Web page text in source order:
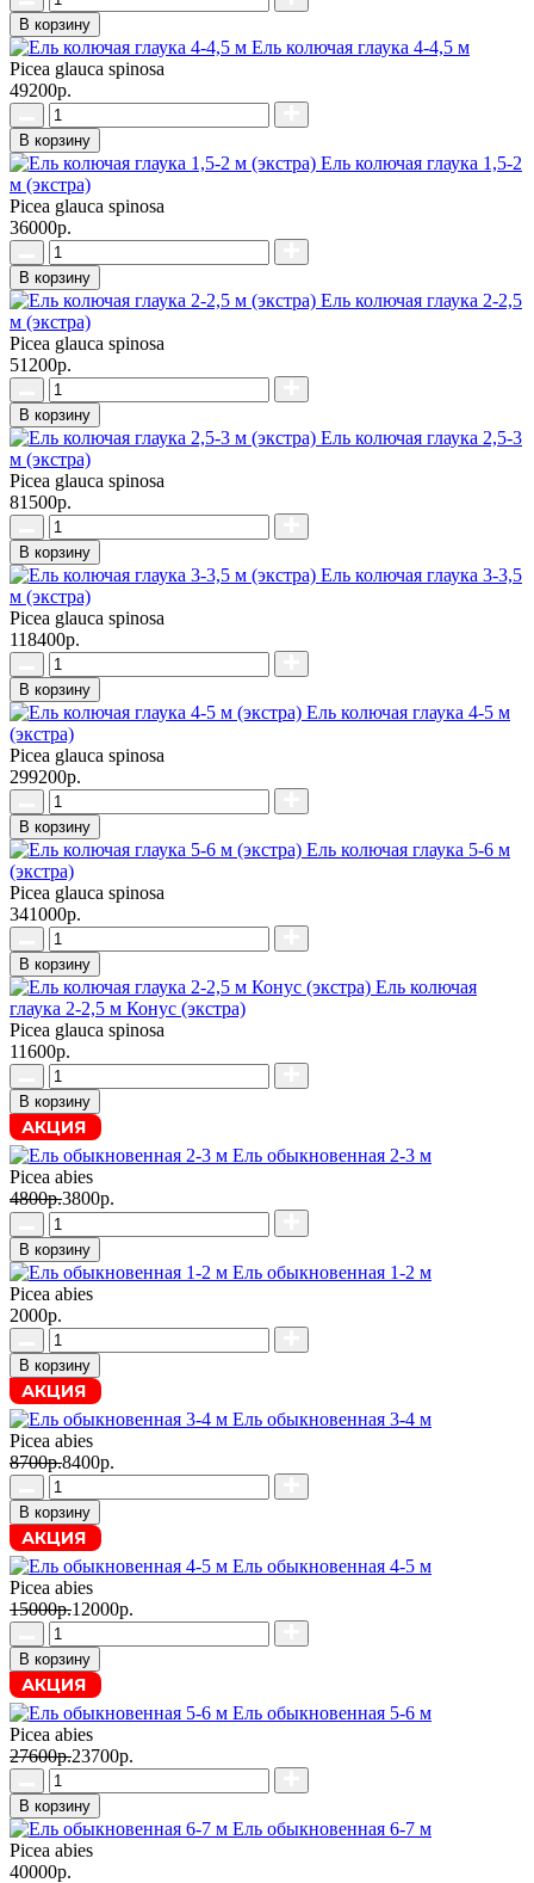
В корзину
Ель колючая глаука 4-4,5 м
Picea glauca spinosa
49200р.
В корзину
Ель колючая глаука 1,5-2
м (экстра)
Picea glauca spinosa
36000р.
В корзину
Ель колючая глаука 2-2,5
м (экстра)
Picea glauca spinosa
51200р.
В корзину
Ель колючая глаука 2,5-3
м (экстра)
Picea glauca spinosa
81500р.
В корзину
Ель колючая глаука 3-3,5
м (экстра)
Picea glauca spinosa
118400р.
В корзину
Ель колючая глаука 4-5 м
(экстра)
Picea glauca spinosa
299200р.
В корзину
Ель колючая глаука 5-6 м
(экстра)
Picea glauca spinosa
341000р.
В корзину
Ель колючая
глаука 2-2,5 м Конус (экстра)
Picea glauca spinosa
11600р.
В корзину
АКЦИЯ
Ель обыкновенная 2-3 м
Picea abies
4800р.3800р.
В корзину
Ель обыкновенная 1-2 м
Picea abies
2000р.
В корзину
АКЦИЯ
Ель обыкновенная 3-4 м
Picea abies
8700р.8400р.
В корзину
АКЦИЯ
Ель обыкновенная 4-5 м
Picea abies
15000р.12000р.
В корзину
АКЦИЯ
Ель обыкновенная 5-6 м
Picea abies
27600р.23700р.
В корзину
Ель обыкновенная 6-7 м
Picea abies
40000р.